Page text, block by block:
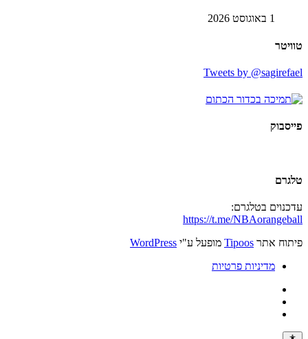
1 באוגוסט 2026
טוויטר
Tweets by @sagirefael
פייסבוק
טלגרם
עדכנוים בטלגרם:
https://t.me/NBAorangeball
פיתוח אתר Tipoos מופעל ע"י WordPress
מדיניות פרטיות